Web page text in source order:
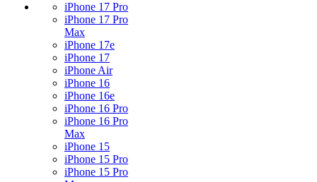
iPhone 17 Pro
iPhone 17 Pro
Max
iPhone 17e
iPhone 17
iPhone Air
iPhone 16
iPhone 16e
iPhone 16 Pro
iPhone 16 Pro
Max
iPhone 15
iPhone 15 Pro
iPhone 15 Pro